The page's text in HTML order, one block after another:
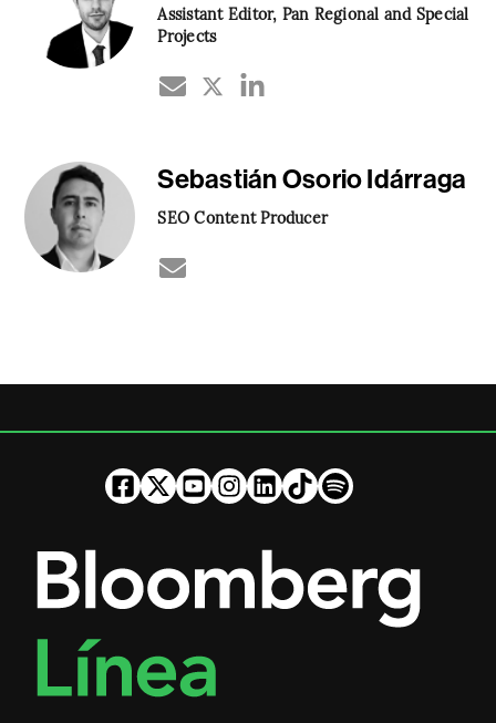
Assistant Editor, Pan Regional and Special
Projects
Sebastián Osorio Idárraga
SEO Content Producer